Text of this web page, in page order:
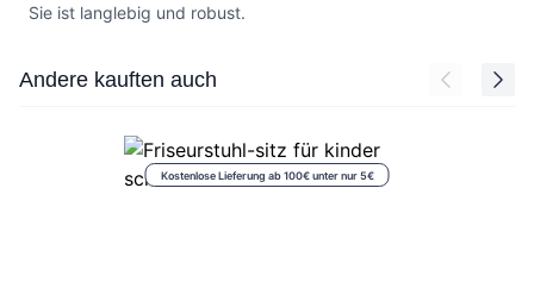
Sie ist langlebig und robust.
Press to skip carousel
Andere kauften auch
Kostenlose Lieferung ab 100€ unter nur 5€